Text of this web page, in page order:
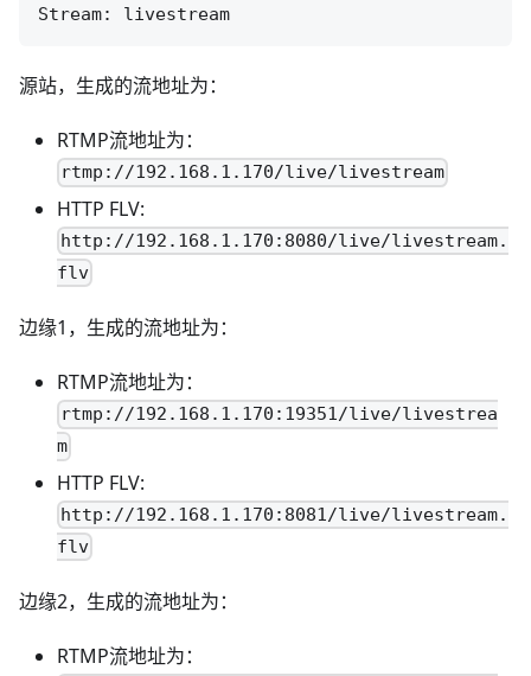
源站，生成的流地址为：
RTMP流地址为：
rtmp://192.168.1.170/live/livestream
HTTP FLV:
http://192.168.1.170:8080/live/livestream.
flv
边缘1，生成的流地址为：
RTMP流地址为：
rtmp://192.168.1.170:19351/live/livestrea
m
HTTP FLV:
http://192.168.1.170:8081/live/livestream.
flv
边缘2，生成的流地址为：
RTMP流地址为：